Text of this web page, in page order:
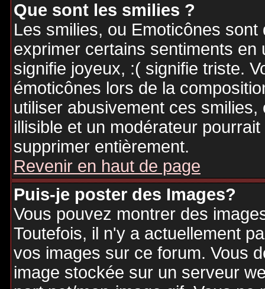
Que sont les smilies ?
Les smilies, ou Emoticônes
exprimer certains sentiments
signifie joyeux, :( signifie triste.
émoticônes lors de la
utiliser abusivement ces
illisible et un modérateur
supprimer entièrement.
Revenir en haut de page
Puis-je poster des Images?
Vous pouvez montrer des
Toutefois, il n'y a actuellement
vos images sur ce forum. Vous
image stockée sur un serveur